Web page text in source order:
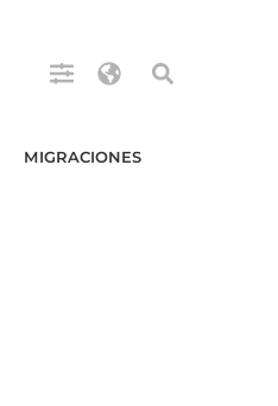
MIGRACIONES